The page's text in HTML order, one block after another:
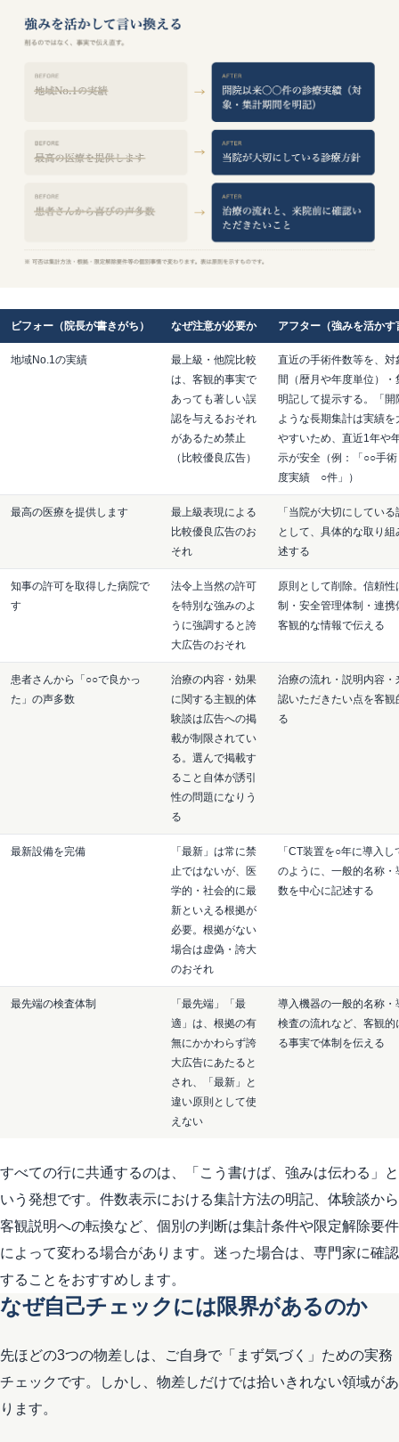
ビフォー（院長が書きがち） なぜ注意が必要か アフター（強みを活かす
地域No.1の実績
最上級・他院比較
は、客観的事実で
あっても著しい誤
認を与えるおそれ
があるため禁止
（比較優良広告）
直近の手術件数等を、対
間（暦月や年度単位）・
明記して提示する。「開
ような長期集計は実績を
やすいため、直近1年や
示が安全（例：「○○手
度実績 ○件」）
最高の医療を提供します
最上級表現による
比較優良広告のお
それ
「当院が大切にしてい
として、具体的な取り組
述する
知事の許可を取得した病院で
す
法令上当然の許可
を特別な強みのよ
うに強調すると誇
大広告のおそれ
原則として削除。信頼性
制・安全管理体制・連携
客観的な情報で伝える
患者さんから「○○で良かっ
た」の声多数
治療の内容・効果
に関する主観的体
験談は広告への掲
載が制限されてい
る。選んで掲載す
ること自体が誘引
性の問題になりう
る
治療の流れ・説明内容・
認いただきたい点を客観
る
最新設備を完備
「最新」は常に禁
止ではないが、医
学的・社会的に最
新といえる根拠が
必要。根拠がない
場合は虚偽・誇大
のおそれ
「CT装置を○年に導入
のように、一般的名称・
数を中心に記述する
最先端の検査体制
「最先端」「最
適」は、根拠の有
無にかかわらず誇
大広告にあたると
され、「最新」と
違い原則として使
えない
導入機器の一般的名称・
検査の流れなど、客観的
る事実で体制を伝える
すべての行に共通するのは、「こう書けば、強みは伝わる」と
いう発想です。件数表示における集計方法の明記、体験談から
客観説明への転換など、個別の判断は集計条件や限定解除要件
によって変わる場合があります。迷った場合は、専門家に確認
することをおすすめします。
なぜ自己チェックには限界があるのか
先ほどの3つの物差しは、ご自身で「まず気づく」ための実務
チェックです。しかし、物差しだけでは拾いきれない領域があ
ります。